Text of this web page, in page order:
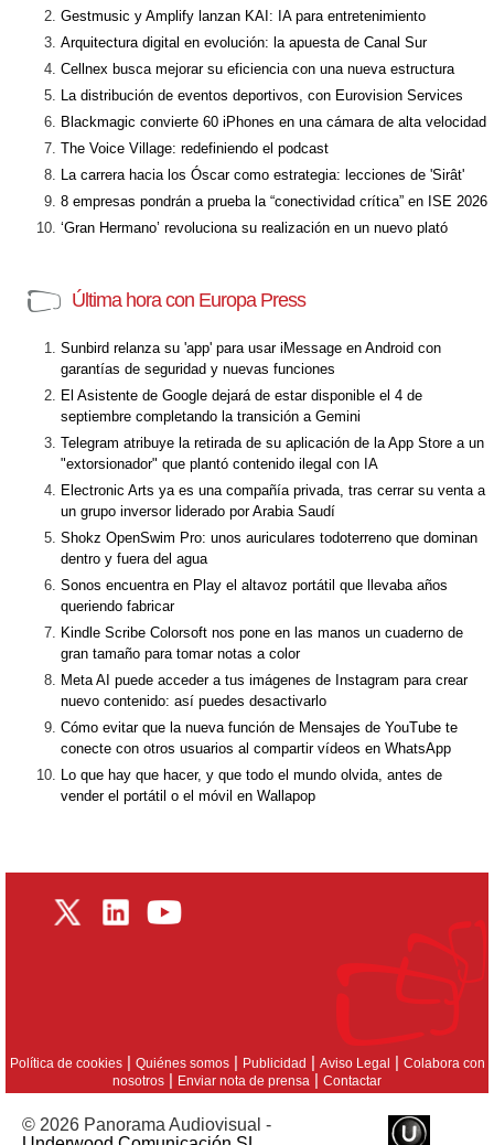
Gestmusic y Amplify lanzan KAI: IA para entretenimiento
Arquitectura digital en evolución: la apuesta de Canal Sur
Cellnex busca mejorar su eficiencia con una nueva estructura
La distribución de eventos deportivos, con Eurovision Services
Blackmagic convierte 60 iPhones en una cámara de alta velocidad
The Voice Village: redefiniendo el podcast
La carrera hacia los Óscar como estrategia: lecciones de 'Sirât'
8 empresas pondrán a prueba la “conectividad crítica” en ISE 2026
‘Gran Hermano’ revoluciona su realización en un nuevo plató
Última hora con Europa Press
Sunbird relanza su 'app' para usar iMessage en Android con
garantías de seguridad y nuevas funciones
El Asistente de Google dejará de estar disponible el 4 de
septiembre completando la transición a Gemini
Telegram atribuye la retirada de su aplicación de la App Store a un
"extorsionador" que plantó contenido ilegal con IA
Electronic Arts ya es una compañía privada, tras cerrar su venta a
un grupo inversor liderado por Arabia Saudí
Shokz OpenSwim Pro: unos auriculares todoterreno que dominan
dentro y fuera del agua
Sonos encuentra en Play el altavoz portátil que llevaba años
queriendo fabricar
Kindle Scribe Colorsoft nos pone en las manos un cuaderno de
gran tamaño para tomar notas a color
Meta AI puede acceder a tus imágenes de Instagram para crear
nuevo contenido: así puedes desactivarlo
Cómo evitar que la nueva función de Mensajes de YouTube te
conecte con otros usuarios al compartir vídeos en WhatsApp
Lo que hay que hacer, y que todo el mundo olvida, antes de
vender el portátil o el móvil en Wallapop
Política de cookies| Quiénes somos| Publicidad | Aviso Legal | Colabora con
nosotros | Enviar nota de prensa | Contactar
© 2026 Panorama Audiovisual -